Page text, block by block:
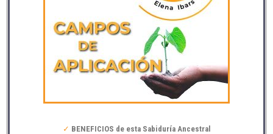
✓ BENEFICIOS de esta Sabiduría Ancestral